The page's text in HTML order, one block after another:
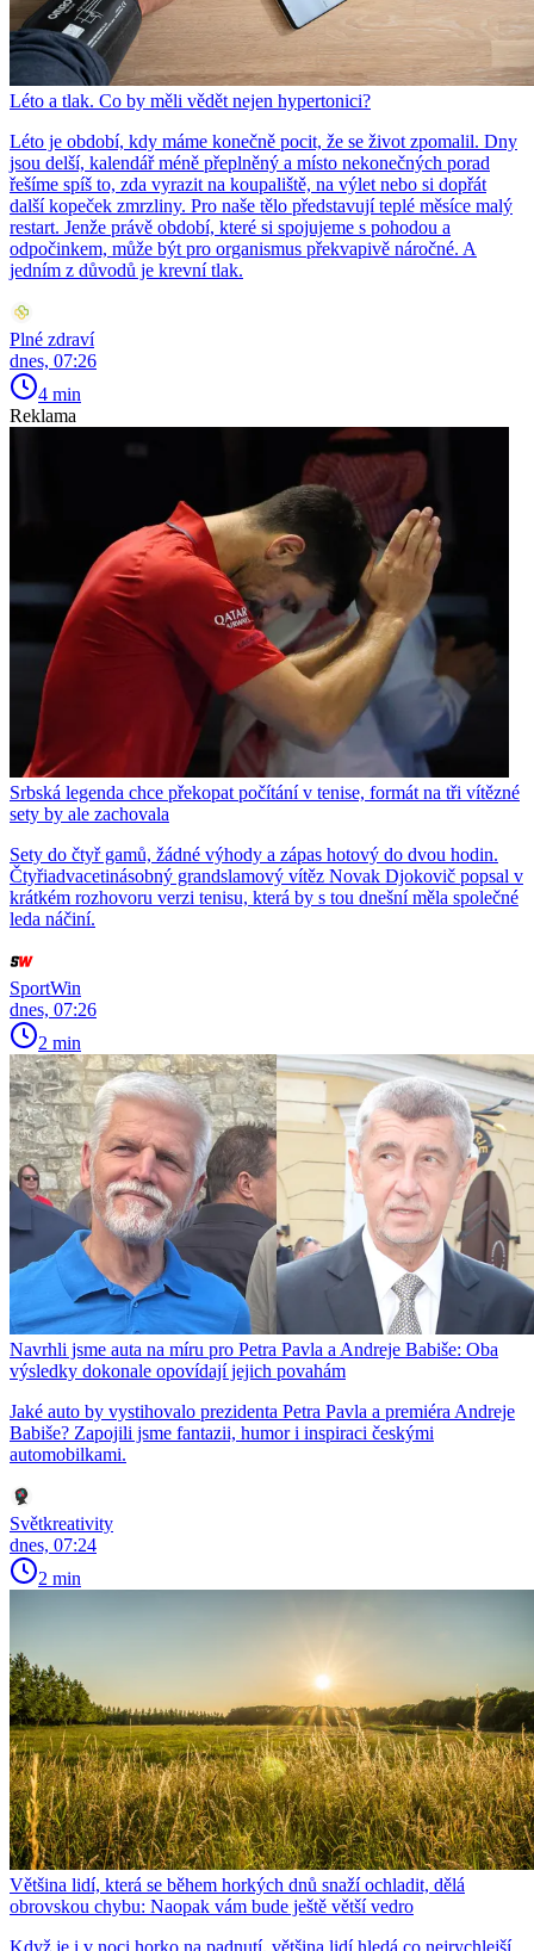
Léto a tlak. Co by měli vědět nejen hypertonici?
Léto je období, kdy máme konečně pocit, že se život zpomalil. Dny
jsou delší, kalendář méně přeplněný a místo nekonečných porad
řešíme spíš to, zda vyrazit na koupaliště, na výlet nebo si dopřát
další kopeček zmrzliny. Pro naše tělo představují teplé měsíce malý
restart. Jenže právě období, které si spojujeme s pohodou a
odpočinkem, může být pro organismus překvapivě náročné. A
jedním z důvodů je krevní tlak.
Plné zdraví
dnes, 07:26
4 min
Reklama
Srbská legenda chce překopat počítání v tenise, formát na tři vítězné
sety by ale zachovala
Sety do čtyř gamů, žádné výhody a zápas hotový do dvou hodin.
Čtyřiadvacetinásobný grandslamový vítěz Novak Djokovič popsal v
krátkém rozhovoru verzi tenisu, která by s tou dnešní měla společné
leda náčiní.
SportWin
dnes, 07:26
2 min
Navrhli jsme auta na míru pro Petra Pavla a Andreje Babiše: Oba
výsledky dokonale opovídají jejich povahám
Jaké auto by vystihovalo prezidenta Petra Pavla a premiéra Andreje
Babiše? Zapojili jsme fantazii, humor i inspiraci českými
automobilkami.
Světkreativity
dnes, 07:24
2 min
Většina lidí, která se během horkých dnů snaží ochladit, dělá
obrovskou chybu: Naopak vám bude ještě větší vedro
Když je i v noci horko na padnutí, většina lidí hledá co nejrychlejší